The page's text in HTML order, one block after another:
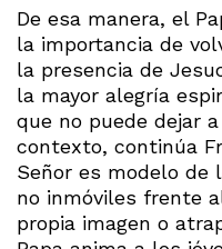
De esa manera, el
la importancia de
la presencia de
la mayor alegría
que no puede dejar
contexto, continúa
Señor es modelo de
no inmóviles frente
propia imagen o